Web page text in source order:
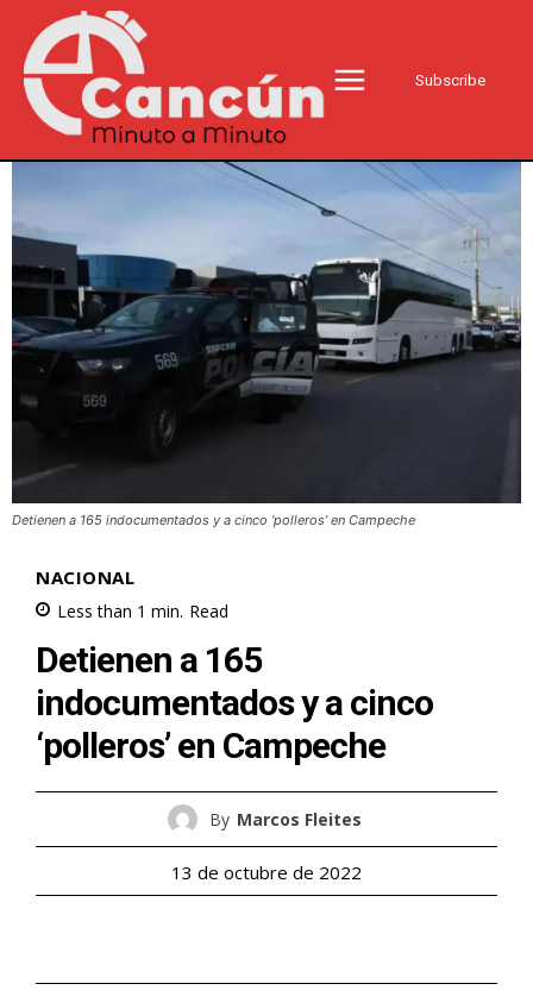
Subscribe
Detienen a 165 indocumentados y a cinco ‘polleros’ en Campeche
NACIONAL
Less than 1 min. Read
Detienen a 165
indocumentados y a cinco
‘polleros’ en Campeche
By Marcos Fleites
13 de octubre de 2022